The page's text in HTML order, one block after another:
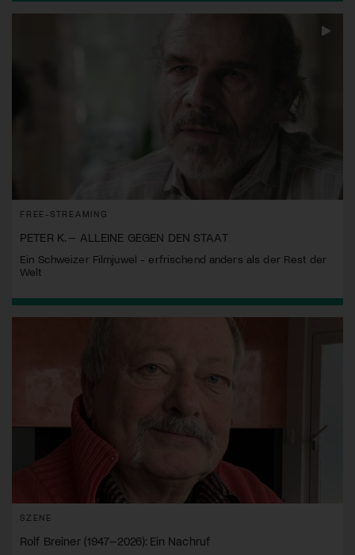
FREE-STREAMING
PETER K. – ALLEINE GEGEN DEN STAAT
Ein Schweizer Filmjuwel - erfrischend anders als der Rest der
Welt
SZENE
Rolf Breiner (1947–2026): Ein Nachruf